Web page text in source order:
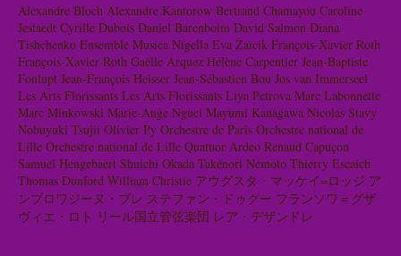
Alexandre Bloch Alexandre Kantorow Bertrand Chamayou Caroline
Jestaedt Cyrille Dubois Daniel Barenboim David Salmon Diana
Tishchenko Ensemble Musica Nigella Eva Zaïcik François-Xavier Roth
François-Xavier Roth Gaëlle Arquez Hélène Carpentier Jean-Baptiste
Fonlupt Jean-François Heisser Jean-Sébastien Bou Jos van Immerseel
Les Arts Florissants Les Arts Florissants Liya Petrova Marc Labonnette
Marc Minkowski Marie-Ange Nguci Mayumi Kanagawa Nicolas Stavy
Nobuyuki Tsujii Olivier Py Orchestre de Paris Orchestre national de
Lille Orchestre national de Lille Quatuor Ardeo Renaud Capuçon
Samuel Hengebaert Shuichi Okada Takénori Némoto Thierry Escaich
Thomas Dunford William Christie アウグスタ・マッケイ=ロッジ ア
ンブロワジーヌ・ブレ ステファン・ドゥグー フランソワ＝グザ
ヴィエ・ロト リール国立管弦楽団 レア・デザンドレ